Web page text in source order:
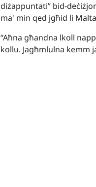
diżappuntati” bid-
ma' min qed jgħid li
“Aħna għandna lkoll
kollu. Jagħmlulna kemm